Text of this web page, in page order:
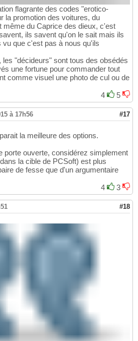
flagrante des codes "erotico-
la promotion des voitures, du
même du Caprice des dieux, c'est
ils savent qu'on le sait mais ils
que c'est pas à nous qu'ils
les "décideurs" sont tous des obsédés
une fortune pour commander tout
comme visuel une photo de cul ou de
4
5
à 17h56 #17
la meilleure des options.
porte ouverte, considérez simplement
la cible de PCSoft) est plus
de fesse que d'un argumentaire
4
3
#18